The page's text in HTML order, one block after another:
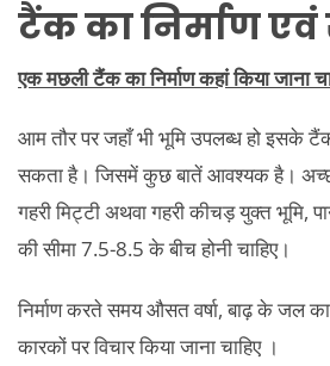
टैंक का निर्माण एवं
एक मछली टैंक का निर्माण कहां किया जाना
आम तौर पर जहाँ भी भूमि उपलब्ध हो इसके टैंक
सकता है। जिसमें कुछ बातें आवश्यक है।
गहरी मिट्टी अथवा गहरी कीचड़ युक्त भूमि,
की सीमा 7.5-8.5 के बीच होनी चाहिए।
निर्माण करते समय औसत वर्षा, बाढ़ के जल
कारकों पर विचार किया जाना चाहिए ।